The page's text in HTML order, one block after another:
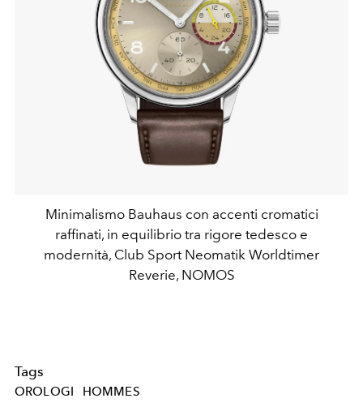
Minimalismo Bauhaus con accenti cromatici
raffinati, in equilibrio tra rigore tedesco e
modernità, Club Sport Neomatik Worldtimer
Reverie, NOMOS
Tags
OROLOGI HOMMES